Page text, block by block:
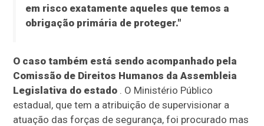
em risco exatamente aqueles que temos a
obrigação primária de proteger."
O caso também está sendo acompanhado pela
Comissão de Direitos Humanos da Assembleia
Legislativa do estado . O Ministério Público
estadual, que tem a atribuição de supervisionar a
atuação das forças de segurança, foi procurado mas